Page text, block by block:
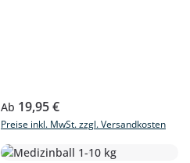
Regulärer Preis:
Ab 19,95 €
Preise inkl. MwSt. zzgl. Versandkosten